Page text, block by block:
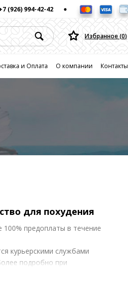
(926) 994-42-42
Избранное (0)
и Оплата О компании Контакты
для похудения
100% предоплаты в течение
курьерскими службами
подробно при